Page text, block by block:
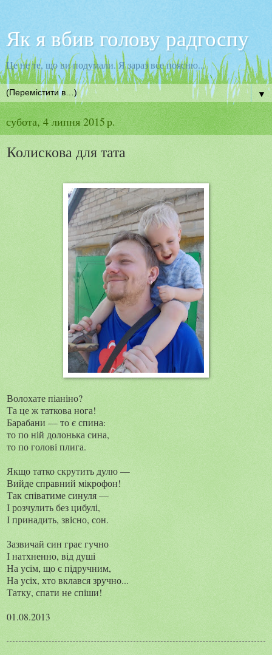
Як я вбив голову радгоспу
Це не те, що ви подумали. Я зараз все поясню...
▼
субота, 4 липня 2015 р.
Колискова для тата
Волохате піаніно?
Та це ж таткова нога!
Барабани — то є спина:
то по ній долонька сина,
то по голові плига.
Якщо татко скрутить дулю —
Вийде справний мікрофон!
Так співатиме синуля —
І розчулить без цибулі,
І принадить, звісно, сон.
Зазвичай син грає гучно
І натхненно, від душі
На усім, що є підручним,
На усіх, хто вклався зручно...
Татку, спати не спіши!
01.08.2013